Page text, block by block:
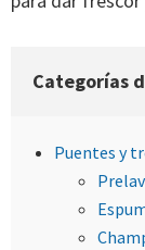
Categorías
Puentes y